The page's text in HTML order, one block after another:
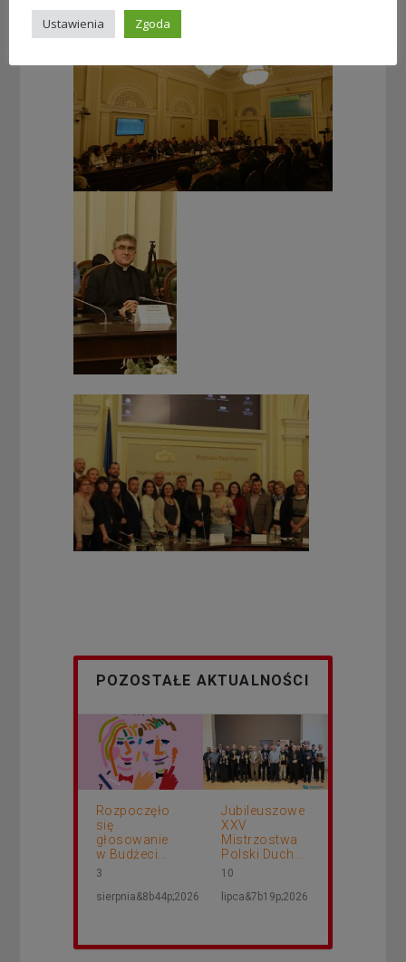
POZOSTAŁE AKTUALNOŚCI
Rozpoczęło
się
głosowanie
w Budżeci...
3
sierpnia&8b44p;2026
Jubileuszowe
XXV
Mistrzostwa
Polski Duch...
10
lipca&7b19p;2026
Ustawienia Zgoda